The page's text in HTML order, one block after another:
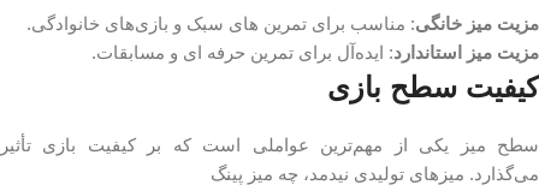
مزیت میز خانگی: مناسب برای تمرین‌ های سبک و بازی‌های خانوادگی.
مزیت میز استاندارد: ایده‌آل برای تمرین حرفه‌ ای و مسابقات.
کیفیت سطح بازی
سطح میز یکی از مهم‌ترین عواملی است که بر کیفیت بازی تأثیر
می‌گذارد. میزهای تولیدی نیدمد، چه میز پینگ